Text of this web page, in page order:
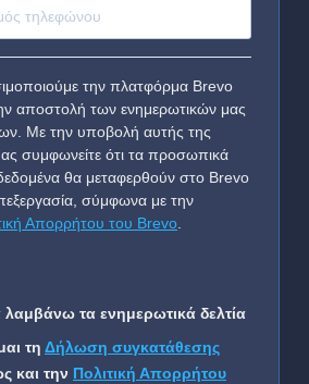
την πλατφόρμα Brevo
αποστολή των ενημερωτικών μας
Με την υποβολή αυτής της
συμφωνείτε ότι τα προσωπικά
θα μεταφερθούν στο Brevo
σύμφωνα με την
Απορρήτου του Brevo
τα ενημερωτικά δελτία
τη Δήλωση συγκατάθεσης
και την Πολιτική Απορρήτου